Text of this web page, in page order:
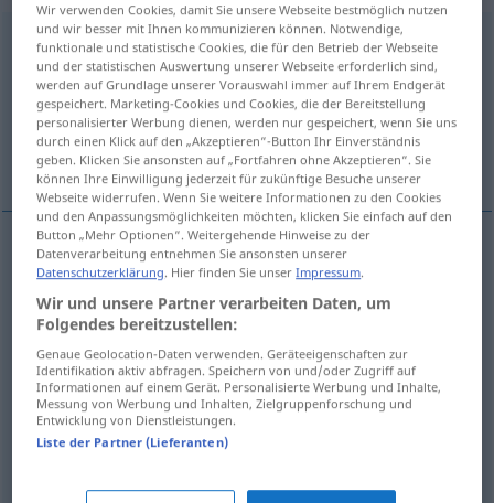
incompetente [iŋkompeˈtɛnte]adj
Übersicht aller Übersetzungen
(Für mehr Details die Übersetzung anklicken/antippen)
unfähig nicht zuständig
Beispiele
kein Fachmann sein
unfähig incompetente incapace
Wir verwenden Cookies, damit Sie unsere Webseite bestmöglich nutzen
und wir besser mit Ihnen kommunizieren können. Notwendige,
funktionale und statistische Cookies, die für den Betrieb der Webseite
und der statistischen Auswertung unserer Webseite erforderlich sind,
werden auf Grundlage unserer Vorauswahl immer auf Ihrem Endgerät
gespeichert. Marketing-Cookies und Cookies, die der Bereitstellung
personalisierter Werbung dienen, werden nur gespeichert, wenn Sie uns
durch einen Klick auf den „Akzeptieren“-Button Ihr Einverständnis
geben. Klicken Sie ansonsten auf „Fortfahren ohne Akzeptieren“. Sie
können Ihre Einwilligung jederzeit für zukünftige Besuche unserer
Webseite widerrufen. Wenn Sie weitere Informationen zu den Cookies
und den Anpassungsmöglichkeiten möchten, klicken Sie einfach auf den
Button „Mehr Optionen“. Weitergehende Hinweise zu der
Datenverarbeitung entnehmen Sie ansonsten unserer
Datenschutzerklärung. Hier finden Sie unserImpressum.
Wir und unsere Partner verarbeiten Daten, um
Folgendes bereitzustellen:
Genaue Geolocation-Daten verwenden. Geräteeigenschaften zur
Identifikation aktiv abfragen. Speichern von und/oder Zugriff auf
Informationen auf einem Gerät. Personalisierte Werbung und Inhalte,
Messung von Werbung und Inhalten, Zielgruppenforschung und
Entwicklung von Dienstleistungen.
Liste der Partner (Lieferanten)